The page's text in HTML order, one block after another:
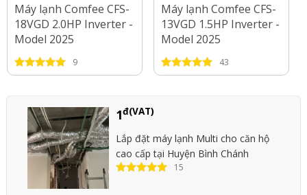
Máy lạnh Comfee CFS-
18VGD 2.0HP Inverter -
Model 2025
9
Máy lạnh Comfee CFS-
13VGD 1.5HP Inverter -
Model 2025
43
1đ(VAT)
Lắp đặt máy lạnh Multi cho căn hộ
cao cấp tại Huyện Bình Chánh
15